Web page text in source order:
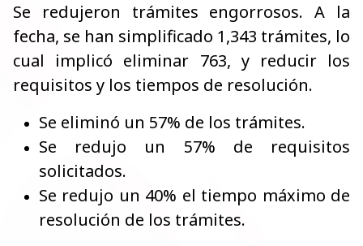
Se redujeron trámites engorrosos. A la
fecha, se han simplificado 1,343 trámites, lo
cual implicó eliminar 763, y reducir los
requisitos y los tiempos de resolución.
Se eliminó un 57% de los trámites.
Se redujo un 57% de requisitos
solicitados.
Se redujo un 40% el tiempo máximo de
resolución de los trámites.